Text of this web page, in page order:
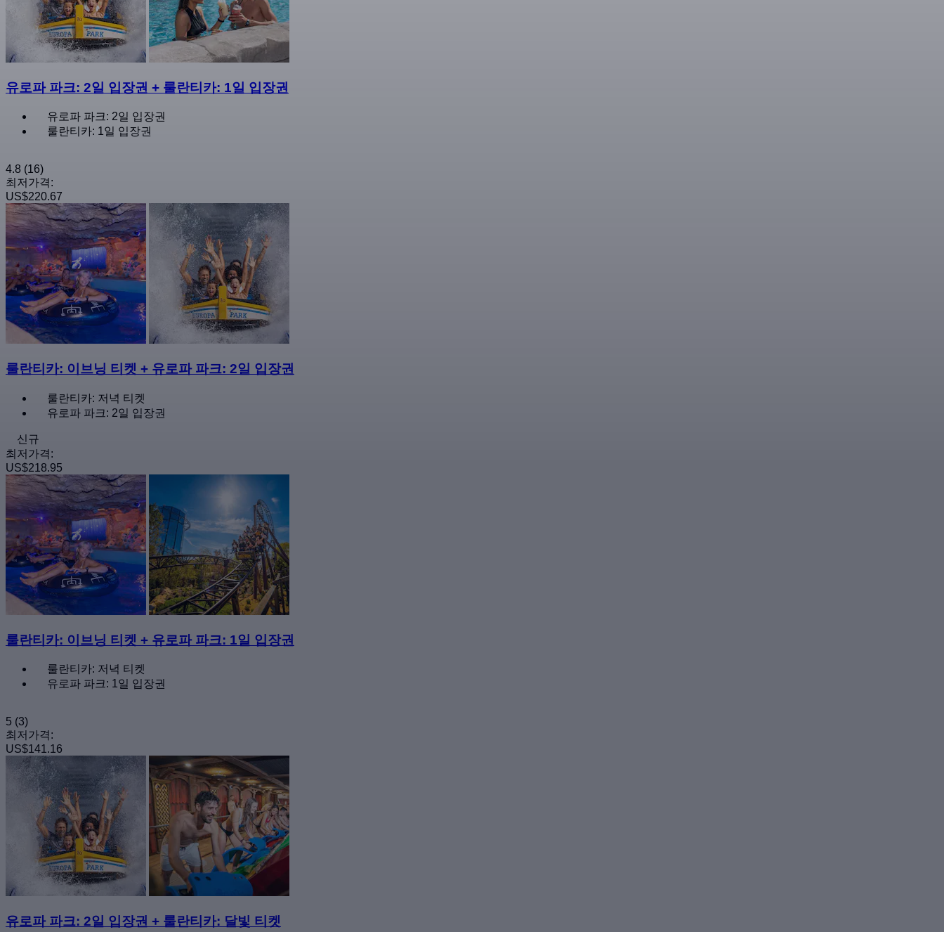
유로파 파크: 2일 입장권 + 룰란티카: 1일 입장권
유로파 파크: 2일 입장권
룰란티카: 1일 입장권
4.8 (16)
최저가격:
US$220.67
룰란티카: 이브닝 티켓 + 유로파 파크: 2일 입장권
룰란티카: 저녁 티켓
유로파 파크: 2일 입장권
신규
최저가격:
US$218.95
룰란티카: 이브닝 티켓 + 유로파 파크: 1일 입장권
룰란티카: 저녁 티켓
유로파 파크: 1일 입장권
5 (3)
최저가격:
US$141.16
유로파 파크: 2일 입장권 + 룰란티카: 달빛 티켓